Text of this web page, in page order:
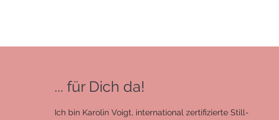
... für Dich da!
Ich bin Karolin Voigt, international zertifizierte Still-